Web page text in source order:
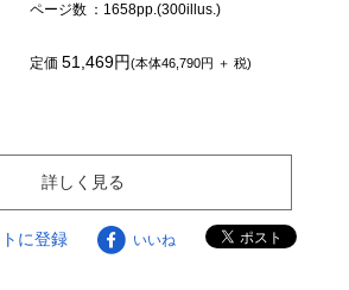
ページ数 ：1658pp.(300illus.)
定価51,469円(本体46,790円 ＋ 税)
詳しく見る
に登録 いいね